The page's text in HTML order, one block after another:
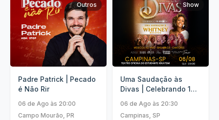
Outros
Padre Patrick | Pecado
é Não Rir
06 de Ago às 20:00
Campo Mourão, PR
Show
Uma Saudação às
Divas | Celebrando 10
06 de Ago às 20:30
Campinas, SP